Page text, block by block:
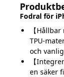
Fodral för
【
TPU-
och
【
en säker